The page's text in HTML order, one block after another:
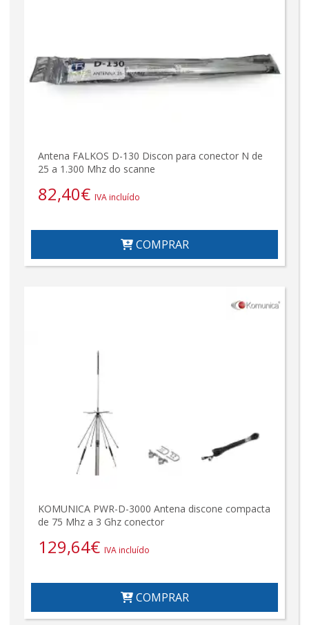
Antena FALKOS D-130 Discon para conector N de
25 a 1.300 Mhz do scanne
82,40€ IVA incluído
COMPRAR
KOMUNICA PWR-D-3000 Antena discone compacta
de 75 Mhz a 3 Ghz conector
129,64€ IVA incluído
COMPRAR